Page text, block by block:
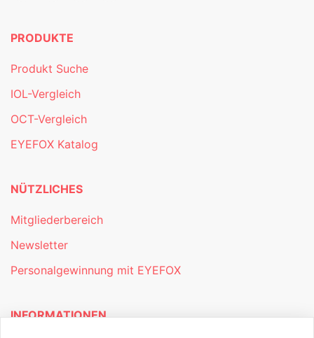
PRODUKTE
Produkt Suche
IOL-Vergleich
OCT-Vergleich
EYEFOX Katalog
NÜTZLICHES
Mitgliederbereich
Newsletter
Personalgewinnung mit EYEFOX
INFORMATIONEN